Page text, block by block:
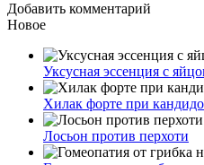
Добавить комментарий
Новое
Уксусная эссенция с
Хилак форте при
Лосьон против перхоти